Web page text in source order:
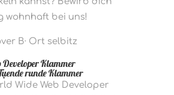
wohnhaft bei uns!
В· Ort selbitz
Klammer
runde Klammer
Wide Web Developer